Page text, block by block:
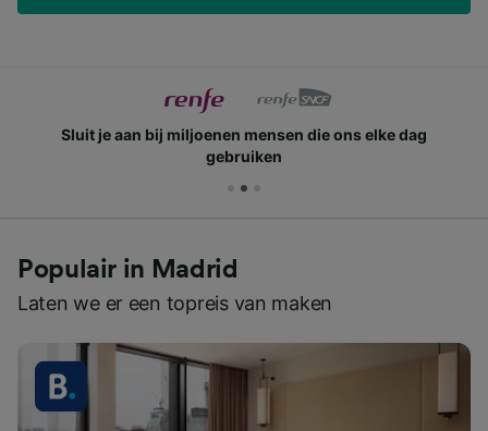
Sluit je aan bij miljoenen mensen die ons elke dag
gebruiken
Populair in Madrid
Laten we er een topreis van maken